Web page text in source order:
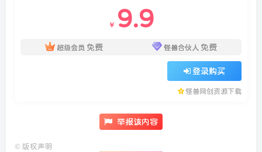
￥ 9.9
超级会员 免费 怪兽合伙人 免费
登录购买
怪兽网创资源下载
举报该内容
© 版权声明